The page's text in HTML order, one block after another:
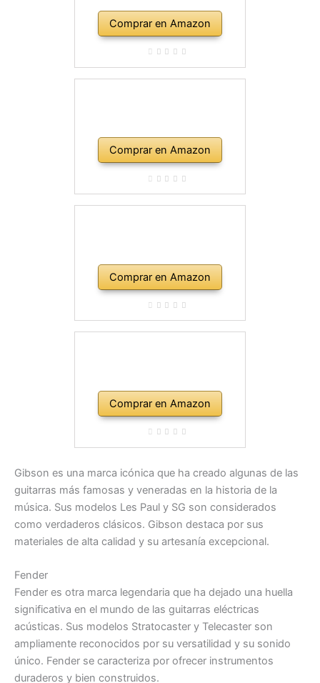
Comprar en Amazon
Comprar en Amazon
Comprar en Amazon
Comprar en Amazon
Gibson es una marca icónica que ha creado algunas de las
guitarras más famosas y veneradas en la historia de la
música. Sus modelos Les Paul y SG son considerados
como verdaderos clásicos. Gibson destaca por sus
materiales de alta calidad y su artesanía excepcional.
Fender
Fender es otra marca legendaria que ha dejado una huella
significativa en el mundo de las guitarras eléctricas
acústicas. Sus modelos Stratocaster y Telecaster son
ampliamente reconocidos por su versatilidad y su sonido
único. Fender se caracteriza por ofrecer instrumentos
duraderos y bien construidos.